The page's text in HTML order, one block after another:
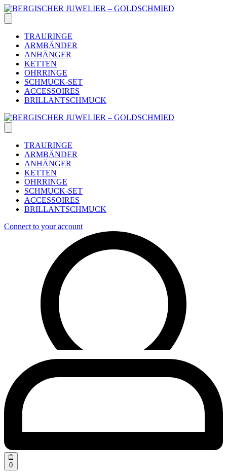
Skip
to
content
TRAURINGE
ARMBÄNDER
ANHÄNGER
KETTEN
OHRRINGE
SCHMUCK-SET
ACCESSOIRES
BRILLANTSCHMUCK
TRAURINGE
ARMBÄNDER
ANHÄNGER
KETTEN
OHRRINGE
SCHMUCK-SET
ACCESSOIRES
BRILLANTSCHMUCK
Connect to your account
0